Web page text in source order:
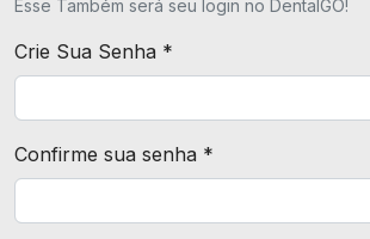
Esse Também será seu login no DentalGO!
Crie Sua Senha *
Confirme sua senha *